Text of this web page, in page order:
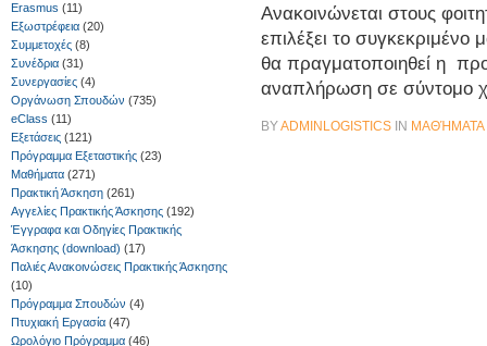
Erasmus (11)
Εξωστρέφεια (20)
Συμμετοχές (8)
Συνέδρια (31)
Συνεργασίες (4)
Οργάνωση Σπουδών (735)
eClass (11)
Εξετάσεις (121)
Πρόγραμμα Εξεταστικής (23)
Μαθήματα (271)
Πρακτική Άσκηση (261)
Αγγελίες Πρακτικής Άσκησης (192)
Έγγραφα και Οδηγίες Πρακτικής
Άσκησης (download) (17)
Παλιές Ανακοινώσεις Πρακτικής Άσκησης
(10)
Πρόγραμμα Σπουδών (4)
Πτυχιακή Εργασία (47)
Ωρολόγιο Πρόγραμμα (46)
Ανακοινώνεται στους
επιλέξει το
θα πραγματοποιηθεί η
αναπλήρωση σε σύντομο
BYADMINLOGISTICS IN ΜΑΘΉΜΑΤΑ